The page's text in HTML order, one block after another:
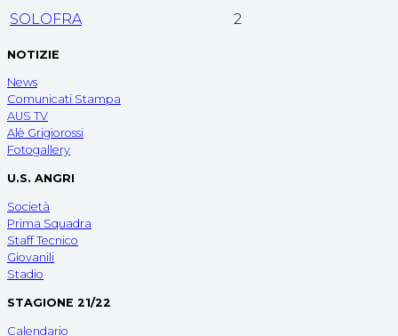
SOLOFRA
2
NOTIZIE
News
Comunicati Stampa
AUS TV
Alè Grigiorossi
Fotogallery
U.S. ANGRI
Società
Prima Squadra
Staff Tecnico
Giovanili
Stadio
STAGIONE 21/22
Calendario